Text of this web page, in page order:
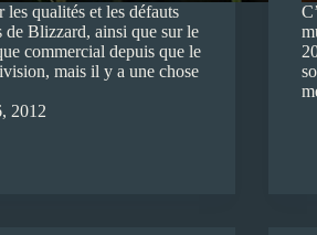
les qualités et les défauts
de Blizzard, ainsi que sur le
commercial depuis que le
mais il y a une chose
2012